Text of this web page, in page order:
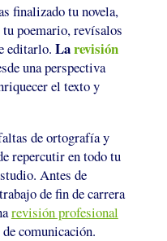
finalizado tu novela,
poemario, revísalos
editarlo. Larevisión
una perspectiva
el texto y
de ortografía y
repercutir en todo tu
Antes de
de fin de carrera
revisión profesional
comunicación.